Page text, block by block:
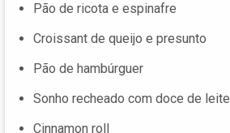
Pão de ricota e espinafre
Croissant de queijo e presunto
Pão de hambúrguer
Sonho recheado com doce de leite
Cinnamon roll